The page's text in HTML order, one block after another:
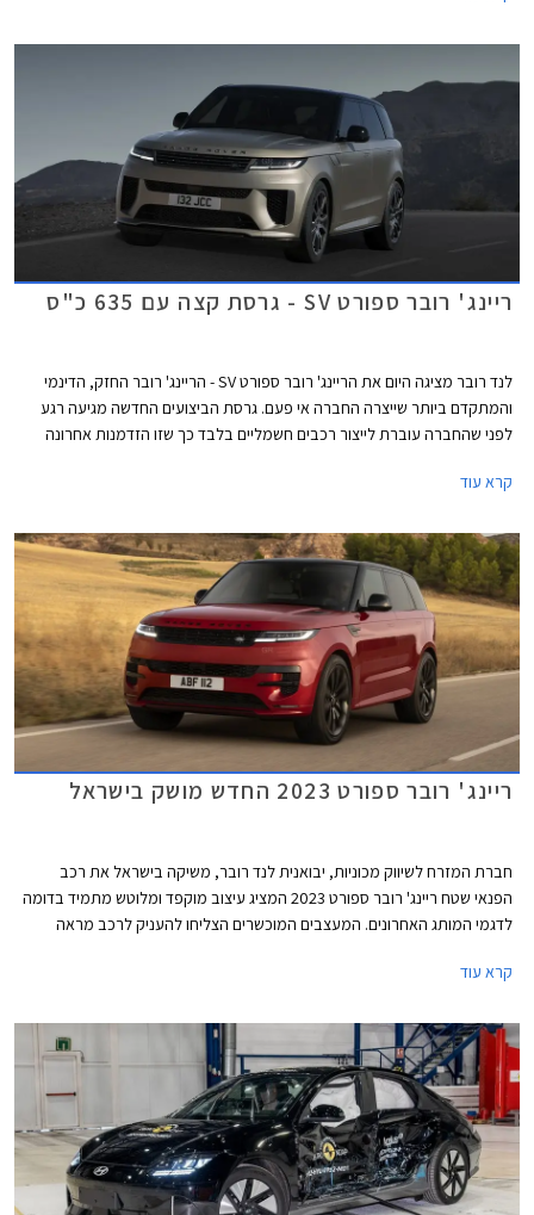
ריינג' רובר ספורט SV - גרסת קצה עם 635 כ"ס
לנד רובר מציגה היום את הריינג' רובר ספורט SV - הריינג' רובר החזק, הדינמי
והמתקדם ביותר שייצרה החברה אי פעם. גרסת הביצועים החדשה מגיעה רגע
לפני שהחברה עוברת לייצור רכבים חשמליים בלבד כך שזו הזדמנות אחרונה
קרא עוד
ריינג' רובר ספורט 2023 החדש מושק בישראל
חברת המזרח לשיווק מכוניות, יבואנית לנד רובר, משיקה בישראל את רכב
הפנאי שטח ריינג' רובר ספורט 2023 המציג עיצוב מוקפד ומלוטש מתמיד בדומה
לדגמי המותג האחרונים. המעצבים המוכשרים הצליחו להעניק לרכב מראה
צרים במיקום גבוה, ידיות דלתות שקועות, חלונות בהתקנה שטוחה, סרחי עודף
אנטנות סנפיר אשר באחת מהן מותקנת מצלמה עבור המראה המרכזית
הדיגיטלית.
קרא עוד